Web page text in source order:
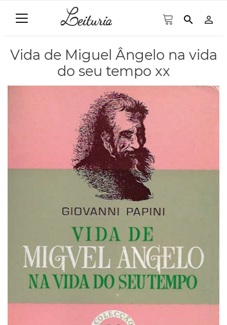
search person_outline
Vida de Miguel Ângelo na vida
do seu tempo xx